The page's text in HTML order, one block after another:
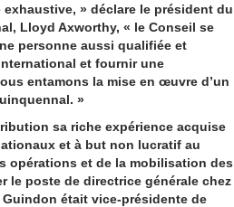
exhaustive, » déclare le président du
Lloyd Axworthy, « le Conseil se
personne aussi qualifiée et
et fournir une
entamons la mise en œuvre d’un
»
sa riche expérience acquise
et à but non lucratif au
opérations et de la mobilisation des
le poste de directrice générale chez
était vice-présidente de